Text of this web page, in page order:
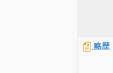
略歴